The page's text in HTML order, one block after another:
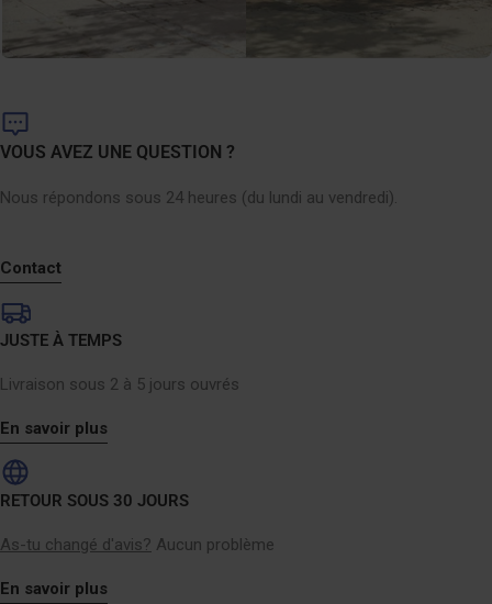
VOUS AVEZ UNE QUESTION ?
Nous répondons sous 24 heures (du lundi au vendredi).
Contact
JUSTE À TEMPS
Livraison sous 2 à 5 jours ouvrés
En savoir plus
RETOUR SOUS 30 JOURS
As-tu changé d'avis? Aucun problème
En savoir plus